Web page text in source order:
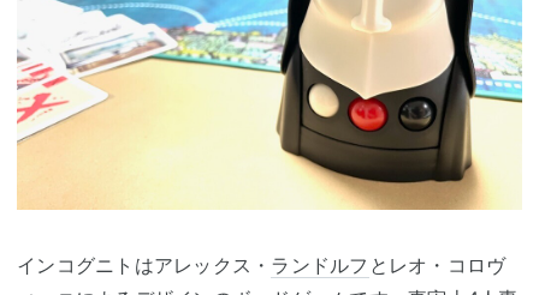
インコグニトはアレックス・ ランドルフ とレオ・コロヴ